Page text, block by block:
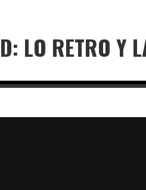
LO RETRO Y